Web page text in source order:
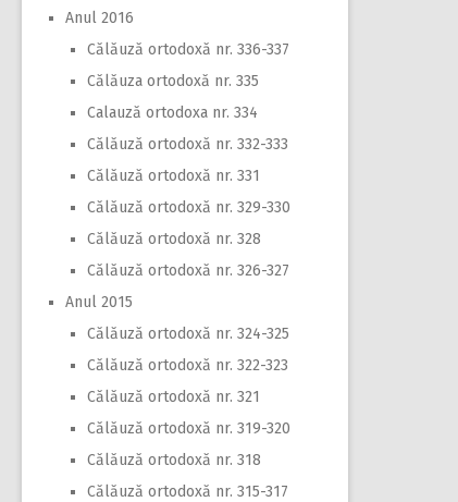
Anul 2016
Călăuză ortodoxă nr. 336-337
Călăuza ortodoxă nr. 335
Calauză ortodoxa nr. 334
Călăuză ortodoxă nr. 332-333
Călăuză ortodoxă nr. 331
Călăuză ortodoxă nr. 329-330
Călăuză ortodoxă nr. 328
Călăuză ortodoxă nr. 326-327
Anul 2015
Călăuză ortodoxă nr. 324-325
Călăuză ortodoxă nr. 322-323
Călăuză ortodoxă nr. 321
Călăuză ortodoxă nr. 319-320
Călăuză ortodoxă nr. 318
Călăuză ortodoxă nr. 315-317